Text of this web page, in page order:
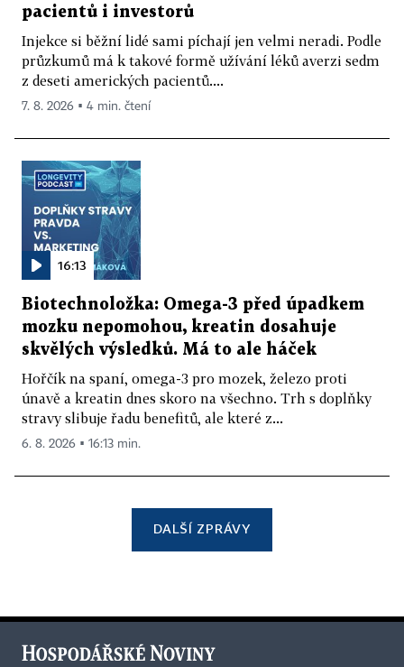
pacientů i investorů
Injekce si běžní lidé sami píchají jen velmi neradi. Podle
průzkumů má k takové formě užívání léků averzi sedm
z deseti amerických pacientů....
7. 8. 2026 ▪ 4 min. čtení
16:13
Biotechnoložka: Omega-3 před úpadkem
mozku nepomohou, kreatin dosahuje
skvělých výsledků. Má to ale háček
Hořčík na spaní, omega-3 pro mozek, železo proti
únavě a kreatin dnes skoro na všechno. Trh s doplňky
stravy slibuje řadu benefitů, ale které z...
6. 8. 2026 ▪ 16:13 min.
DALŠÍ ZPRÁVY